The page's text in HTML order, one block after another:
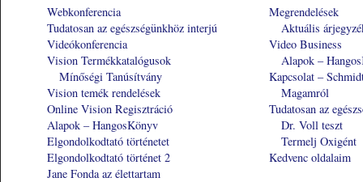
Webkonferencia
Tudatosan az egészségünkhöz interjú
Videókonferencia
Vision Termékkatalógusok
Mínőségi Tanúsítvány
Vision temék rendelések
Online Vision Regisztráció
Alapok – HangosKönyv
Elgondolkodtató történetet
Elgondolkodtató történet 2
Jane Fonda az élettartam
Megrendelések
Aktuális
Video Business
Alapok –
Kapcsolat –
Magamról
Tudatosan az
Dr. Voll teszt
Termelj Oxigént
Kedvenc oldalaim